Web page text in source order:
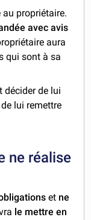
au propriétaire.
avec avis
aura
qui sont à sa
décider de lui
lui remettre
ne réalise
et ne
le mettre en